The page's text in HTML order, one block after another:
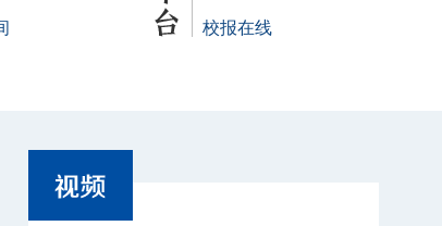
校报在线